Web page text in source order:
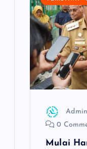
Admin
0
Mulai